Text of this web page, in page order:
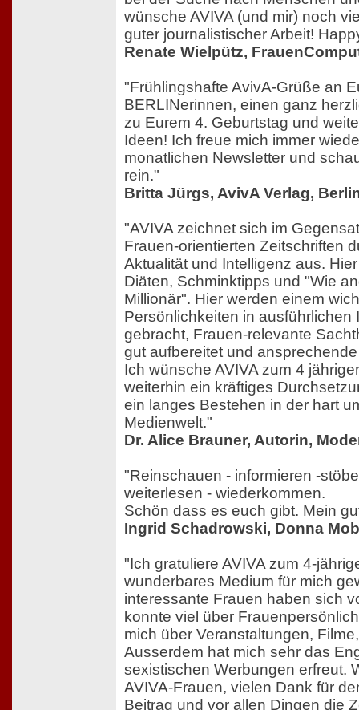
wünsche AVIVA (und mir) noch
guter journalistischer Arbeit!
Renate Wielpütz,
"Frühlingshafte AvivA-Grüße an
BERLINerinnen, einen ganz
zu Eurem 4. Geburtstag und
Ideen! Ich freue mich immer
monatlichen Newsletter und
rein."
Britta Jürgs, AvivA Verlag,
"AVIVA zeichnet sich im
Frauen-orientierten Zeitschriften
Aktualität und Intelligenz aus.
Diäten, Schminktipps und "Wie
Millionär". Hier werden einem
Persönlichkeiten in ausführlichen
gebracht, Frauen-relevante
gut aufbereitet und
Ich wünsche AVIVA zum 4
weiterhin ein kräftiges
ein langes Bestehen in der hart
Medienwelt."
Dr. Alice Brauner, Autorin,
"Reinschauen - informieren -
weiterlesen - wiederkommen.
Schön dass es euch gibt. Mein
Ingrid Schadrowski, Donna
"Ich gratuliere AVIVA zum 4-
wunderbares Medium für mich
interessante Frauen haben sich
konnte viel über
mich über Veranstaltungen,
Ausserdem hat mich sehr das
sexistischen Werbungen erfreut.
AVIVA-Frauen, vielen Dank für
Beitrag und vor allen Dingen die